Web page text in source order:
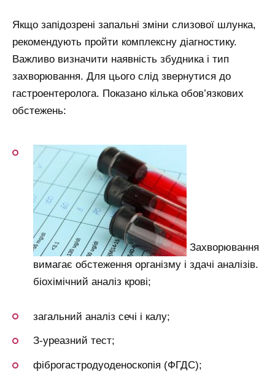
Якщо запідозрені запальні зміни слизової шлунка,
рекомендують пройти комплексну діагностику.
Важливо визначити наявність збудника і тип
захворювання. Для цього слід звернутися до
гастроентеролога. Показано кілька обов’язкових
обстежень:
Захворювання
вимагає обстеження організму і здачі аналізів.
біохімічний аналіз крові;
загальний аналіз сечі і калу;
З-уреазний тест;
фіброгастродуоденоскопія (ФГДС);